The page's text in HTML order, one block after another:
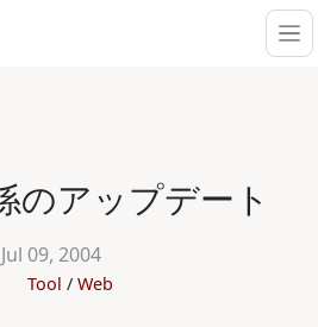
のアップデート
Jul 09, 2004
Tool Web